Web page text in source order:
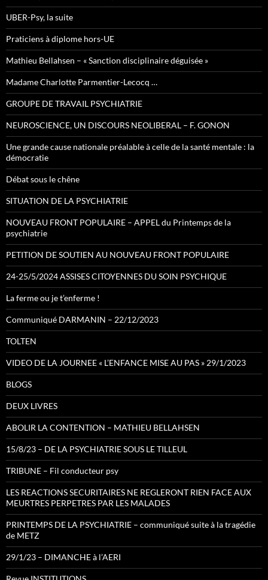
UBER-Psy, la suite
Praticiens à diplome hors-UE
Mathieu Bellahsen – « Sanction disciplinaire déguisée »
Madame Charlotte Parmentier-Lecocq …
GROUPE DE TRAVAIL PSYCHIATRIE
NEUROSCIENCE, UN DISCOURS NEOLIBERAL – F. GONON
Une grande cause nationale préalable à celle de la santé mentale : la
démocratie
Débat sous le chêne
SITUATION DE LA PSYCHIATRIE
NOUVEAU FRONT POPULAIRE – APPEL du Printemps de la
psychiatrie
PETITION DE SOUTIEN AU NOUVEAU FRONT POPULAIRE
24-25/5/2024 ASSISES CITOYENNES DU SOIN PSYCHIQUE
La ferme ou je t’enferme !
Communiqué DARMANIN – 22/12/2023
TOLTEN
VIDEO DE LA JOURNEE « L’ENFANCE MISE AU PAS » 29/1/2023
BLOGS
DEUX LIVRES
ABOLIR LA CONTENTION – MATHIEU BELLAHSEN
15/8/23 – DE LA PSYCHIATRIE SOUS LE TILLEUL
TRIBUNE – Fil conducteur psy
LES REACTIONS SECURITAIRES NE REGLERONT RIEN FACE AUX
MEURTRES PERPETRES PAR LES MALADES
PRINTEMPS DE LA PSYCHIATRIE – communiqué suite à la tragédie
de METZ
29/1/23 – DIMANCHE à l’AERI